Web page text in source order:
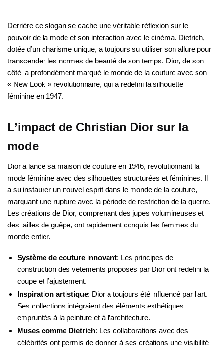
Derrière ce slogan se cache une véritable réflexion sur le
pouvoir de la mode et son interaction avec le cinéma. Dietrich,
dotée d’un charisme unique, a toujours su utiliser son allure pour
transcender les normes de beauté de son temps. Dior, de son
côté, a profondément marqué le monde de la couture avec son
« New Look » révolutionnaire, qui a redéfini la silhouette
féminine en 1947.
L’impact de Christian Dior sur la
mode
Dior a lancé sa maison de couture en 1946, révolutionnant la
mode féminine avec des silhouettes structurées et féminines. Il
a su instaurer un nouvel esprit dans le monde de la couture,
marquant une rupture avec la période de restriction de la guerre.
Les créations de Dior, comprenant des jupes volumineuses et
des tailles de guêpe, ont rapidement conquis les femmes du
monde entier.
Système de couture innovant: Les principes de
construction des vêtements proposés par Dior ont redéfini la
coupe et l’ajustement.
Inspiration artistique: Dior a toujours été influencé par l’art.
Ses collections intégraient des éléments esthétiques
empruntés à la peinture et à l’architecture.
Muses comme Dietrich: Les collaborations avec des
célébrités ont permis de donner à ses créations une visibilité